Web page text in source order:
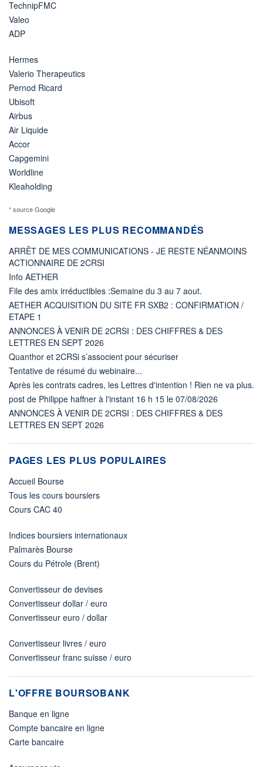
TechnipFMC
Valeo
ADP
Hermes
Valerio Therapeutics
Pernod Ricard
Ubisoft
Airbus
Air Liquide
Accor
Capgemini
Worldline
Kleaholding
* source Google
MESSAGES LES PLUS RECOMMANDÉS
ARRÊT DE MES COMMUNICATIONS - JE RESTE NÉANMOINS
ACTIONNAIRE DE 2CRSI
Info AETHER
File des amix irréductibles :Semaine du 3 au 7 aout.
AETHER ACQUISITION DU SITE FR SXB2 : CONFIRMATION /
ETAPE 1
ANNONCES À VENIR DE 2CRSI : DES CHIFFRES & DES
LETTRES EN SEPT 2026
Quanthor et 2CRSi s’associent pour sécuriser
Tentative de résumé du webinaire...
Après les contrats cadres, les Lettres d'intention ! Rien ne va plus.
post de Philippe haffner à l'instant 16 h 15 le 07/08/2026
ANNONCES À VENIR DE 2CRSI : DES CHIFFRES & DES
LETTRES EN SEPT 2026
PAGES LES PLUS POPULAIRES
Accueil Bourse
Tous les cours boursiers
Cours CAC 40
Indices boursiers internationaux
Palmarès Bourse
Cours du Pétrole (Brent)
Convertisseur de devises
Convertisseur dollar / euro
Convertisseur euro / dollar
Convertisseur livres / euro
Convertisseur franc suisse / euro
L'OFFRE BOURSOBANK
Banque en ligne
Compte bancaire en ligne
Carte bancaire